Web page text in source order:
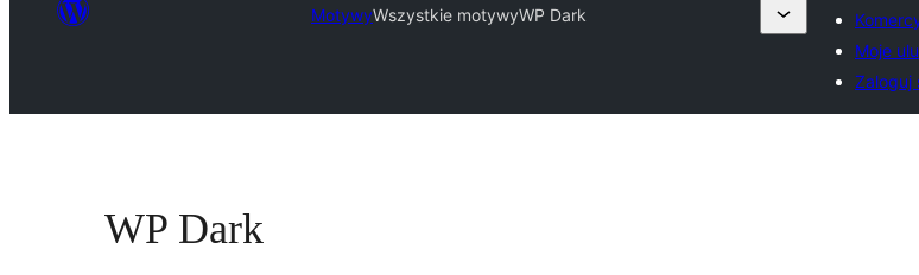
MotywyWszystkie motywyWP Dark
Moje
Zaloguj
WP Dark